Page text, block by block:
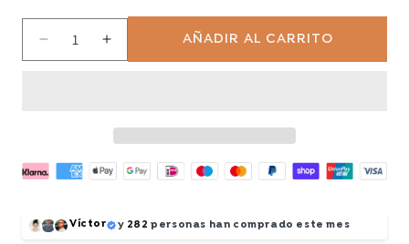
Reducir
cantidad
Aumentar
cantidad
Tatsu
AÑADIR AL CARRITO
Víctor y 282 personas han comprado este mes